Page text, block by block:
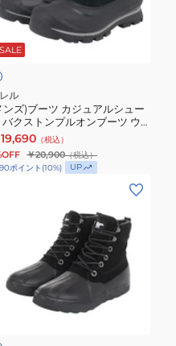
SALE
ル
ンズ)ブーツ カジュアルシュー
バクストンプルオンブーツ ウ
タープルーフ NM5182 010
19,690 （税込）
￥20,900（税込）
ポイント (10%) UP